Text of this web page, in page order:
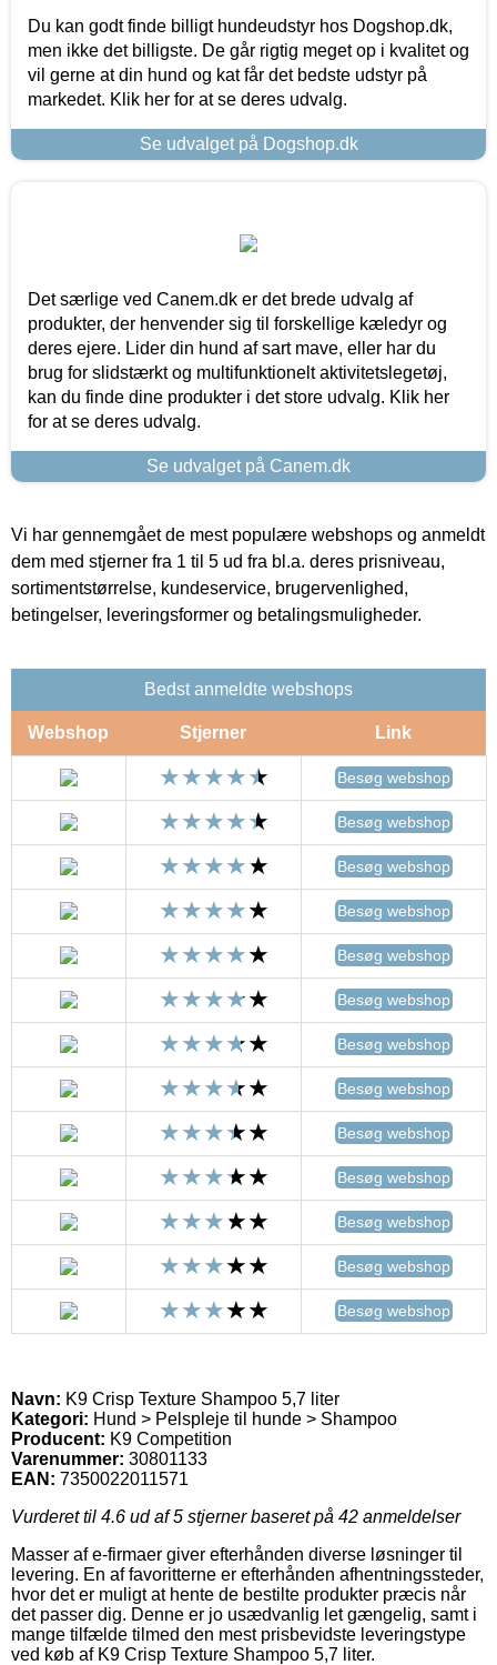
Du kan godt finde billigt hundeudstyr hos Dogshop.dk,
men ikke det billigste. De går rigtig meget op i kvalitet og
vil gerne at din hund og kat får det bedste udstyr på
markedet. Klik her for at se deres udvalg.
Se udvalget på Dogshop.dk
Det særlige ved Canem.dk er det brede udvalg af
produkter, der henvender sig til forskellige kæledyr og
deres ejere. Lider din hund af sart mave, eller har du
brug for slidstærkt og multifunktionelt aktivitetslegetøj,
kan du finde dine produkter i det store udvalg. Klik her
for at se deres udvalg.
Se udvalget på Canem.dk
Vi har gennemgået de mest populære webshops og anmeldt
dem med stjerner fra 1 til 5 ud fra bl.a. deres prisniveau,
sortimentstørrelse, kundeservice, brugervenlighed,
betingelser, leveringsformer og betalingsmuligheder.
Bedst anmeldte webshops
Webshop Stjerner Link
Besøg webshop
Besøg webshop
Besøg webshop
Besøg webshop
Besøg webshop
Besøg webshop
Besøg webshop
Besøg webshop
Besøg webshop
Besøg webshop
Besøg webshop
Besøg webshop
Besøg webshop
Navn: K9 Crisp Texture Shampoo 5,7 liter
Kategori: Hund > Pelspleje til hunde > Shampoo
Producent: K9 Competition
Varenummer: 30801133
EAN: 7350022011571
Vurderet til 4.6 ud af 5 stjerner baseret på 42 anmeldelser
Masser af e-firmaer giver efterhånden diverse løsninger til
levering. En af favoritterne er efterhånden afhentningssteder,
hvor det er muligt at hente de bestilte produkter præcis når
det passer dig. Denne er jo usædvanlig let gængelig, samt i
mange tilfælde tilmed den mest prisbevidste leveringstype
ved køb af K9 Crisp Texture Shampoo 5,7 liter.